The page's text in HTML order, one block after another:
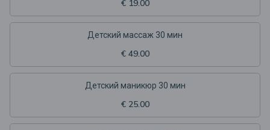
€ 19.00
Детский массаж 30 мин
€ 49.00
Детский маникюр 30 мин
€ 25.00